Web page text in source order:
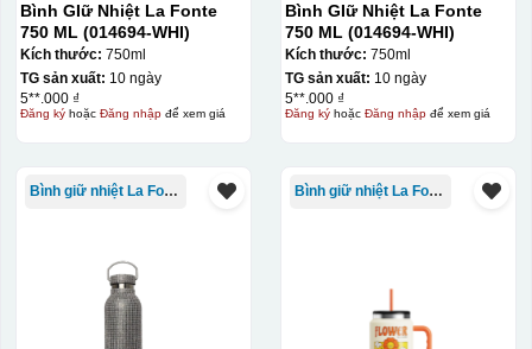
Bình GIữ Nhiệt La Fonte
750 ML (014694-WHI)
Kích thước: 750ml
TG sản xuất: 10 ngày
5**.000 ₫
Đăng kýhoặc Đăng nhậpđể xem giá
Bình GIữ Nhiệt La Fonte
750 ML (014694-WHI)
Kích thước: 750ml
TG sản xuất: 10 ngày
5**.000 ₫
Đăng kýhoặc Đăng nhậpđể xem giá
Bình giữ nhiệt La Fonte Bình giữ nhiệt La Fonte